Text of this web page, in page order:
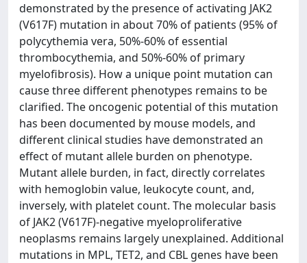
demonstrated by the presence of activating JAK2
(V617F) mutation in about 70% of patients (95% of
polycythemia vera, 50%-60% of essential
thrombocythemia, and 50%-60% of primary
myelofibrosis). How a unique point mutation can
cause three different phenotypes remains to be
clarified. The oncogenic potential of this mutation
has been documented by mouse models, and
different clinical studies have demonstrated an
effect of mutant allele burden on phenotype.
Mutant allele burden, in fact, directly correlates
with hemoglobin value, leukocyte count, and,
inversely, with platelet count. The molecular basis
of JAK2 (V617F)-negative myeloproliferative
neoplasms remains largely unexplained. Additional
mutations in MPL, TET2, and CBL genes have been